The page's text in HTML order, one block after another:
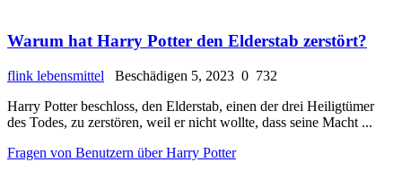
Warum hat Harry Potter den Elderstab zerstört?
flink lebensmittel Beschädigen 5, 2023 0 732
Harry Potter beschloss, den Elderstab, einen der drei Heiligtümer
des Todes, zu zerstören, weil er nicht wollte, dass seine Macht ...
Fragen von Benutzern über Harry Potter